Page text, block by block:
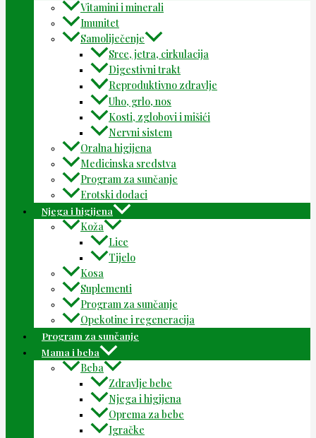
Vitamini i minerali
Imunitet
Samoliječenje
Srce, jetra, cirkulacija
Digestivni trakt
Reproduktivno zdravlje
Uho, grlo, nos
Kosti, zglobovi i mišići
Nervni sistem
Oralna higijena
Medicinska sredstva
Program za sunčanje
Erotski dodaci
Njega i higijena
Koža
Lice
Tijelo
Kosa
Suplementi
Program za sunčanje
Opekotine i regeneracija
Program za sunčanje
Mama i beba
Beba
Zdravlje bebe
Njega i higijena
Oprema za bebe
Igračke